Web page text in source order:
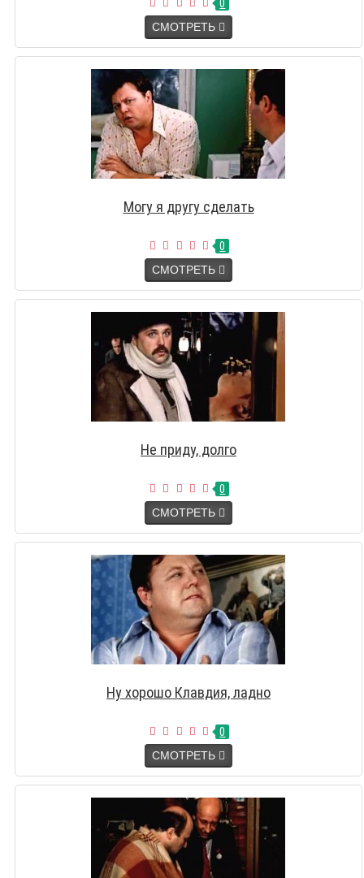
0
СМОТРЕТЬ
Могу я другу сделать
0
СМОТРЕТЬ
Не приду, долго
0
СМОТРЕТЬ
Ну хорошо Клавдия, ладно
0
СМОТРЕТЬ